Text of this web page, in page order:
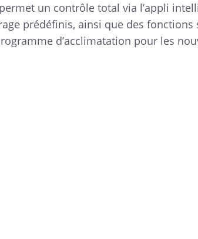
un contrôle total via l’appli
prédéfinis, ainsi que des
d’acclimatation pour les